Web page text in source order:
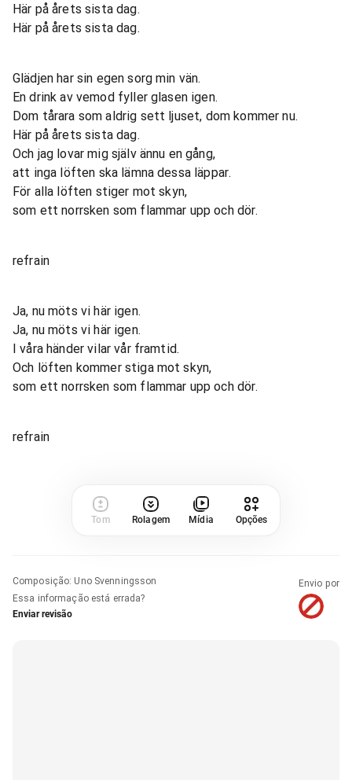
Här på årets sista dag.
Här på årets sista dag.
Glädjen har sin egen sorg min vän.
En drink av vemod fyller glasen igen.
Dom tårara som aldrig sett ljuset, dom kommer nu.
Här på årets sista dag.
Och jag lovar mig själv ännu en gång,
att inga löften ska lämna dessa läppar.
För alla löften stiger mot skyn,
som ett norrsken som flammar upp och dör.
refrain
Ja, nu möts vi här igen.
Ja, nu möts vi här igen.
I våra händer vilar vår framtid.
Och löften kommer stiga mot skyn,
som ett norrsken som flammar upp och dör.
refrain
Tom Rolagem Mídia Opções
Composição: Uno Svenningsson
Essa informação está errada?
Enviar revisão
Envio por